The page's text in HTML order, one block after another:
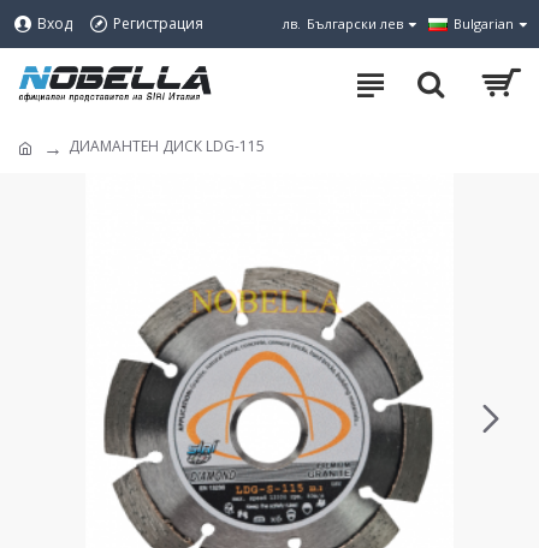
Вход Регистрация лв. Български лев Bulgarian
ДИАМАНТЕН ДИСК LDG-115